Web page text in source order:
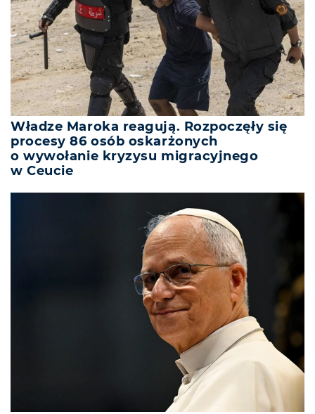
Władze Maroka reagują. Rozpoczęły się
procesy 86 osób oskarżonych
o wywołanie kryzysu migracyjnego
w Ceucie